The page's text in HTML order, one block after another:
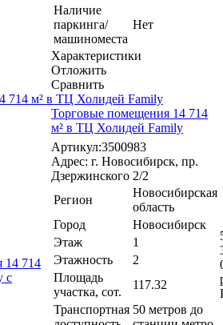
Наличие
паркинга/
машиноместа
Нет
Характеристики
Отложить
Сравнить
714 м² в ТЦ Холидей Family
Торговые помещения 14 714
м² в ТЦ Холидей Family
Артикул:3500983
Адрес: г. Новосибирск, пр.
Дзержинского 2/2
Регион
Новосибирская
область
Город
Новосибирск
Этаж
1
Этажность
2
Площадь
участка, сот.
117.32
Транспортная 50 метров до